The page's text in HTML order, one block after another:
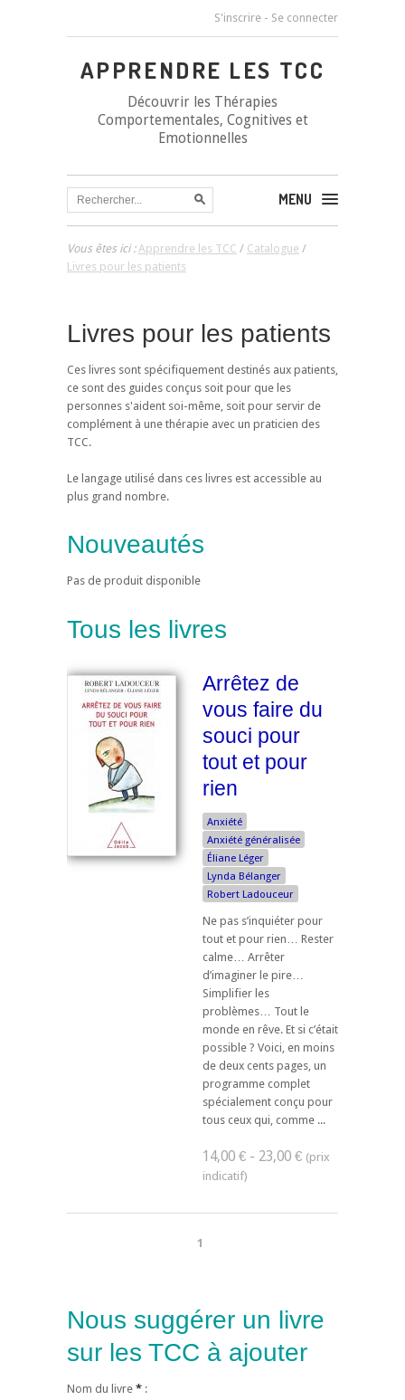
S'inscrire - Se connecter
APPRENDRE LES TCC
Découvrir les Thérapies
Comportementales, Cognitives et
Emotionnelles
MENU
Vous êtes ici :Apprendre les TCC / Catalogue /
Livres pour les patients
Livres pour les patients
Ces livres sont spécifiquement destinés aux patients,
ce sont des guides conçus soit pour que les
personnes s'aident soi-même, soit pour servir de
complément à une thérapie avec un praticien des
TCC.
Le langage utilisé dans ces livres est accessible au
plus grand nombre.
Nouveautés
Pas de produit disponible
Tous les livres
Arrêtez de
vous faire du
souci pour
tout et pour
rien
Anxiété
Anxiété généralisée
Éliane Léger
Lynda Bélanger
Robert Ladouceur
Ne pas s’inquiéter pour
tout et pour rien… Rester
calme… Arrêter
d’imaginer le pire…
Simplifier les
problèmes… Tout le
monde en rêve. Et si c’était
possible ? Voici, en moins
de deux cents pages, un
programme complet
spécialement conçu pour
tous ceux qui, comme ...
14,00 € - 23,00 €
1
Nous suggérer un livre
sur les TCC à ajouter
Nom du livre * :